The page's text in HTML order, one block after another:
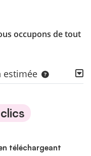
occupons de tout
estimée
téléchargeant